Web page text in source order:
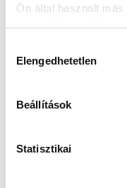
Ön által használt
weboldalon való
kiválasztása
Elengedhetetlen
Beállítások
Statisztikai
Együttesünk
góllal nyert.